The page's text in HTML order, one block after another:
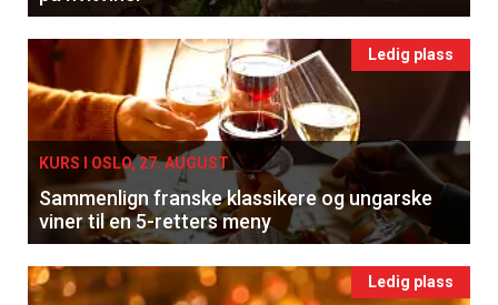
Ledig plass
KURS I OSLO, 27. AUGUST
Sammenlign franske klassikere og ungarske
viner til en 5-retters meny
Ledig plass